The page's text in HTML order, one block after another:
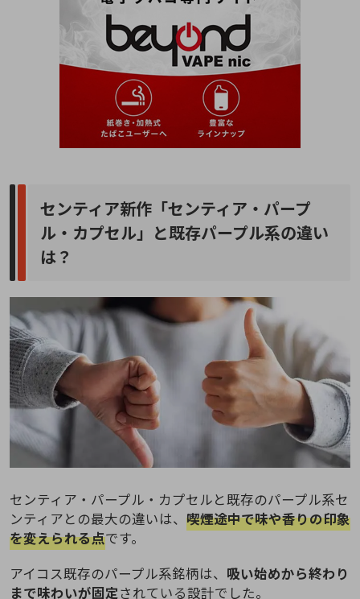
センティア新作「センティア・パープ
ル・カプセル」と既存パープル系の違い
は？
センティア・パープル・カプセルと既存のパープル系セ
ンティアとの最大の違いは、 喫煙途中で味や香りの印象
を変えられる点です。
アイコス既存のパープル系銘柄は、 吸い始めから終わり
まで味わいが固定されている設計でした。